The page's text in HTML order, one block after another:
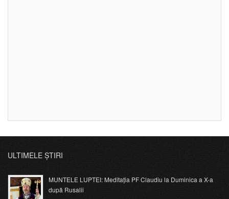
ULTIMELE ȘTIRI
MUNTELE LUPTEI: Meditația PF Claudiu la Duminica a X-a
după Rusalii